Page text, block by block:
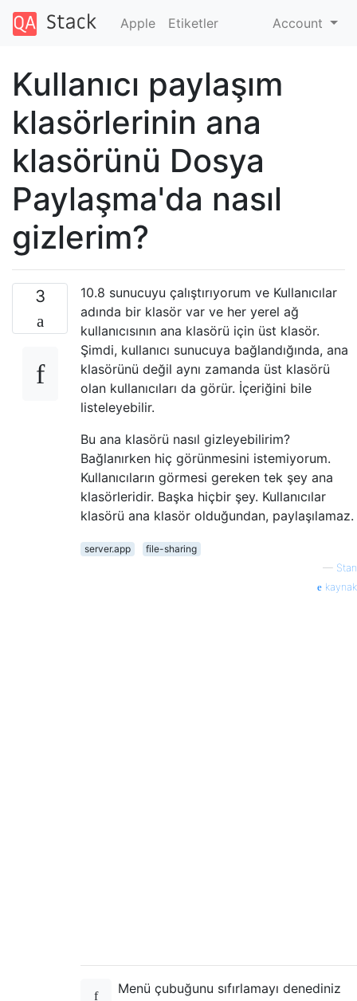
Apple Etiketler Account
Kullanıcı paylaşım
klasörlerinin ana
klasörünü Dosya
Paylaşma'da nasıl
gizlerim?
3
10.8 sunucuyu çalıştırıyorum ve Kullanıcılar
adında bir klasör var ve her yerel ağ
kullanıcısının ana klasörü için üst klasör.
Şimdi, kullanıcı sunucuya bağlandığında, ana
klasörünü değil aynı zamanda üst klasörü
olan kullanıcıları da görür. İçeriğini bile
listeleyebilir.
Bu ana klasörü nasıl gizleyebilirim?
Bağlanırken hiç görünmesini istemiyorum.
Kullanıcıların görmesi gereken tek şey ana
klasörleridir. Başka hiçbir şey. Kullanıcılar
klasörü ana klasör olduğundan, paylaşılamaz.
server.app
file-sharing
— Stan
kaynak
Menü çubuğunu sıfırlamayı denediniz